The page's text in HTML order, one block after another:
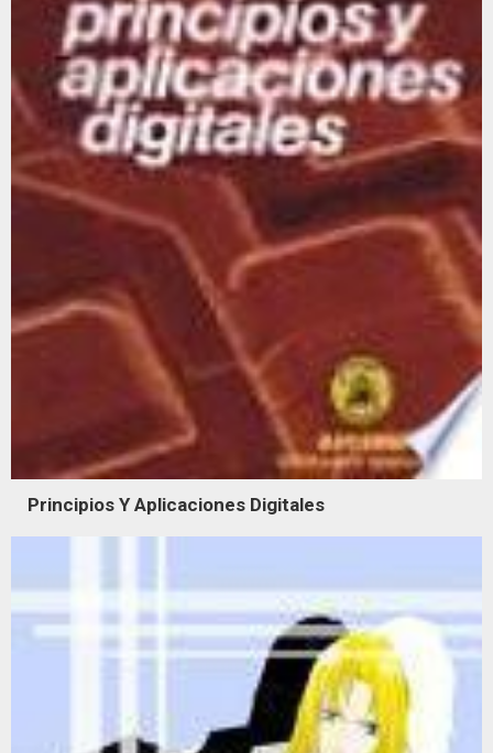
Principios Y Aplicaciones Digitales